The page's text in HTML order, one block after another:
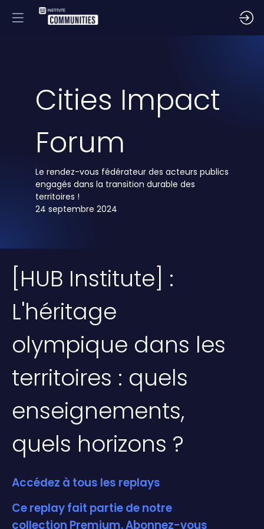
Cities Impact
Forum
Le rendez-vous fédérateur des acteurs publics
engagés dans la transition durable des
territoires !
24 septembre 2024
[HUB Institute] :
L'héritage
olympique dans les
territoires : quels
enseignements,
quels horizons ?
Accédez à tous les replays
Ce replay fait partie de notre
collection Premium. Abonnez-vous